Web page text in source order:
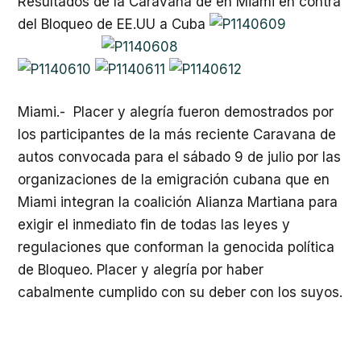
del Bloqueo de EE.UU a Cuba
Miami.- Placer y alegría fueron demostrados por
los participantes de la más reciente Caravana de
autos convocada para el sábado 9 de julio por las
organizaciones de la emigración cubana que en
Miami integran la coalición Alianza Martiana para
exigir el inmediato fin de todas las leyes y
regulaciones que conforman la genocida política
de Bloqueo. Placer y alegría por haber
cabalmente cumplido con su deber con los suyos.